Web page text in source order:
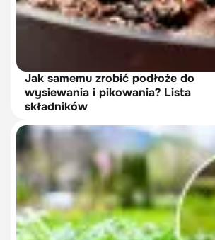
Jak samemu zrobić podłoże do
wysiewania i pikowania? Lista
składników